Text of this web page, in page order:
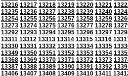
13216 13217 13218 13219 13220 13221
13235 13236 13237 13238 13239 13240
13254 13255 13256 13257 13258 13259
13273 13274 13275 13276 13277 13278
13292 13293 13294 13295 13296 13297
13311 13312 13313 13314 13315 13316
13330 13331 13332 13333 13334 13335
13349 13350 13351 13352 13353 13354
13368 13369 13370 13371 13372 13373
13387 13388 13389 13390 13391 13392
13406 13407 13408 13409 13410 13411